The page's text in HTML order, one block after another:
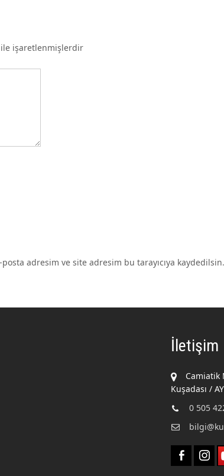
ile işaretlenmişlerdir
adresim ve site adresim bu tarayıcıya kaydedilsin.
İletişim
Camiatik
Kuşadası /
0 505